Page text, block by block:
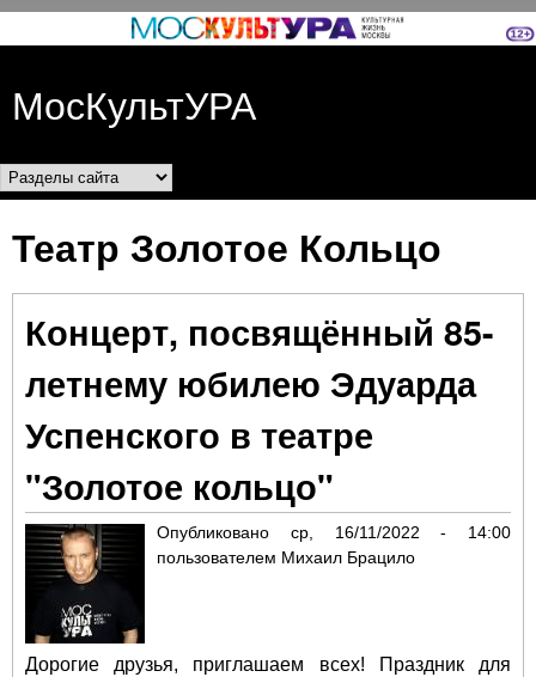
Перейти к основному
МосКультУРА
Разделы сайта
Театр Золотое Кольцо
Концерт, посвящённый 85-
летнему юбилею Эдуарда
Успенского в театре
"Золотое кольцо"
Опубликовано ср, 16/11/2022 - 14:00
пользователем Михаил Брацило
Дорогие друзья, приглашаем всех! Праздник для